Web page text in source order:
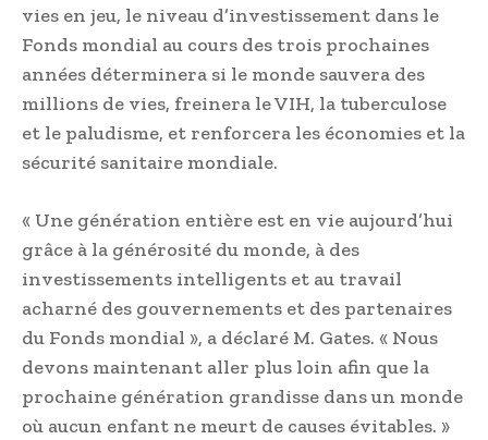
vies en jeu, le niveau d’investissement dans le
Fonds mondial au cours des trois prochaines
années déterminera si le monde sauvera des
millions de vies, freinera le VIH, la tuberculose
et le paludisme, et renforcera les économies et la
sécurité sanitaire mondiale.
« Une génération entière est en vie aujourd’hui
grâce à la générosité du monde, à des
investissements intelligents et au travail
acharné des gouvernements et des partenaires
du Fonds mondial », a déclaré M. Gates. « Nous
devons maintenant aller plus loin afin que la
prochaine génération grandisse dans un monde
où aucun enfant ne meurt de causes évitables. »